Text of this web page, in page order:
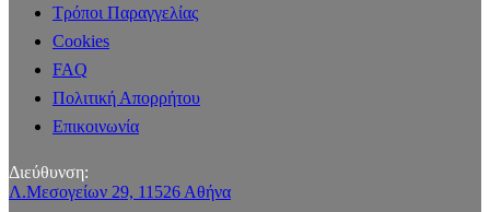
Τρόποι Παραγγελίας
Cookies
FAQ
Πολιτική Απορρήτου
Επικοινωνία
Διεύθυνση:
Λ.Μεσογείων 29, 11526 Αθήνα